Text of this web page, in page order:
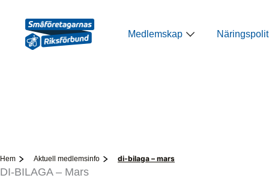
innehåll
Medlemskap Öppna
Hem Aktuell medlemsinfo di-bilaga – mars
DI-BILAGA – Mars